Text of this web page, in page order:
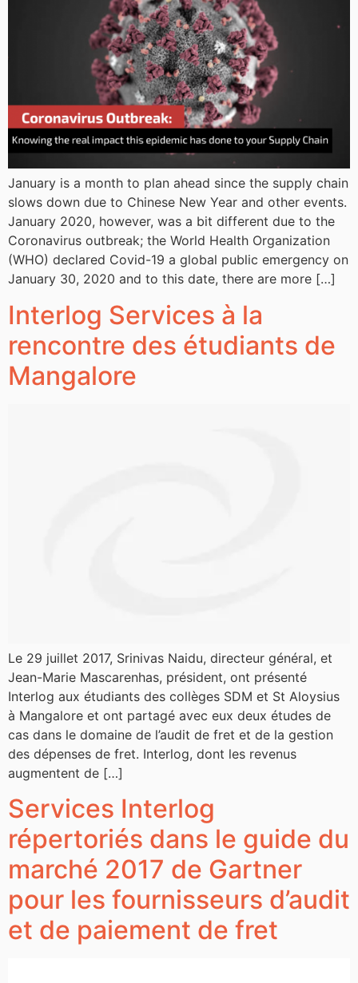
January is a month to plan ahead since the supply chain
slows down due to Chinese New Year and other events.
January 2020, however, was a bit different due to the
Coronavirus outbreak; the World Health Organization
(WHO) declared Covid-19 a global public emergency on
January 30, 2020 and to this date, there are more […]
Interlog Services à la
rencontre des étudiants de
Mangalore
Le 29 juillet 2017, Srinivas Naidu, directeur général, et
Jean-Marie Mascarenhas, président, ont présenté
Interlog aux étudiants des collèges SDM et St Aloysius
à Mangalore et ont partagé avec eux deux études de
cas dans le domaine de l’audit de fret et de la gestion
des dépenses de fret. Interlog, dont les revenus
augmentent de […]
Services Interlog
répertoriés dans le guide du
marché 2017 de Gartner
pour les fournisseurs d’audit
et de paiement de fret